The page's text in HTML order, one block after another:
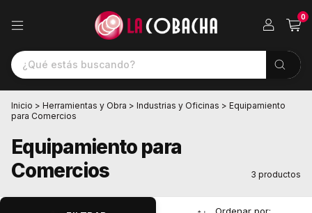
0
Inicio > Herramientas y Obra > Industrias y Oficinas > Equipamiento
para Comercios
Equipamiento para
Comercios
3 productos